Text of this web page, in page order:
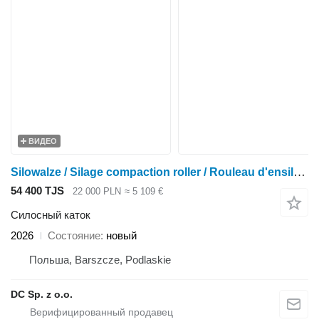
ВИДЕО
Silowalze / Silage compaction roller / Rouleau d'ensilage 1,2m
54 400 TJS 22 000 PLN ≈ 5 109 €
Силосный каток
2026
Состояние новый
Польша, Barszcze, Podlaskie
DC Sp. z o.o.